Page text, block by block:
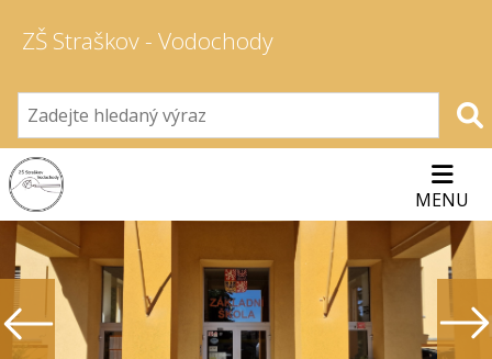
ZŠ Straškov - Vodochody
MENU